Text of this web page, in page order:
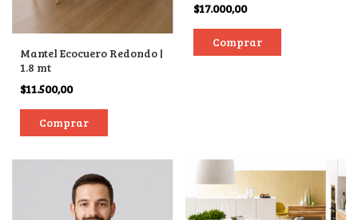
Mantel Ecocuero Redondo |
1.8 mt
$11.500,00
$17.000,00